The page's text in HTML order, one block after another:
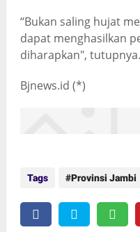
“Bukan saling hujat
dapat menghasilkan
diharapkan", tutupnya.
Bjnews.id (*)
Tags Provinsi Jambi